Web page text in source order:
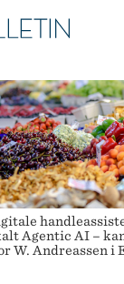
forskerprofiler
Agentic AI –
W. Andreassen i